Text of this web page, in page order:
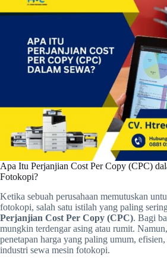
Apa Itu Perjanjian Cost Per Copy (CPC)
Fotokopi?
Ketika sebuah perusahaan memutuskan
fotokopi, salah satu istilah yang paling
Perjanjian Cost Per Copy (CPC). Bagi
mungkin terdengar asing atau rumit.
penetapan harga yang paling umum,
industri sewa mesin fotokopi.